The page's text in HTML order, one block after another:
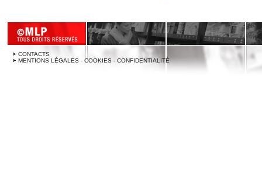
CONTACTS
MENTIONS LÉGALES - COOKIES - CONFIDENTIALITÉ